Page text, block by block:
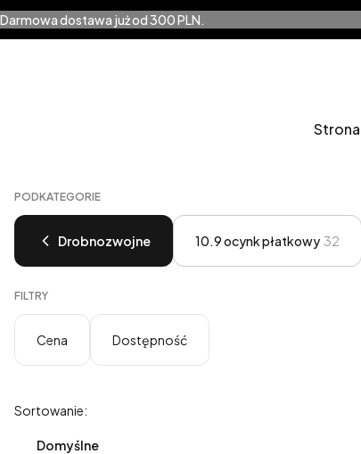
Darmowa dostawa już od 300 PLN.
PODKATEGORIE
Drobnozwojne 10.9 ocynk płatkowy 32
FILTRY
Cena Dostępność
Lista produktów
Sortowanie:
Domyślne